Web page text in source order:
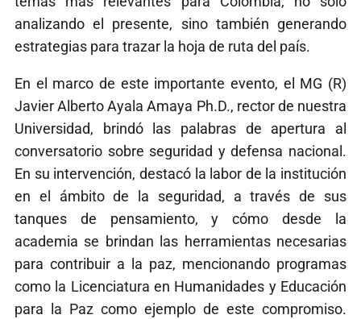
analizando el presente, sino también generando
estrategias para trazar la hoja de ruta del país.
En el marco de este importante evento, el MG (R)
Javier Alberto Ayala Amaya Ph.D., rector de nuestra
Universidad, brindó las palabras de apertura al
conversatorio sobre seguridad y defensa nacional.
En su intervención, destacó la labor de la institución
en el ámbito de la seguridad, a través de sus
tanques de pensamiento, y cómo desde la
academia se brindan las herramientas necesarias
para contribuir a la paz, mencionando programas
como la Licenciatura en Humanidades y Educación
para la Paz como ejemplo de este compromiso.